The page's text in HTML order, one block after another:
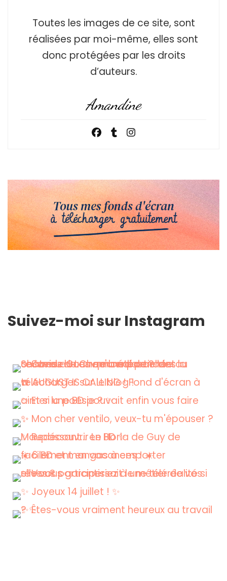
Toutes les images de ce site, sont
réalisées par moi-même, elles sont
donc protégées par les droits
d’auteurs.
Amandine
Suivez-moi sur Instagram